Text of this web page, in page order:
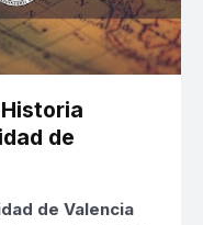
de
de Valencia